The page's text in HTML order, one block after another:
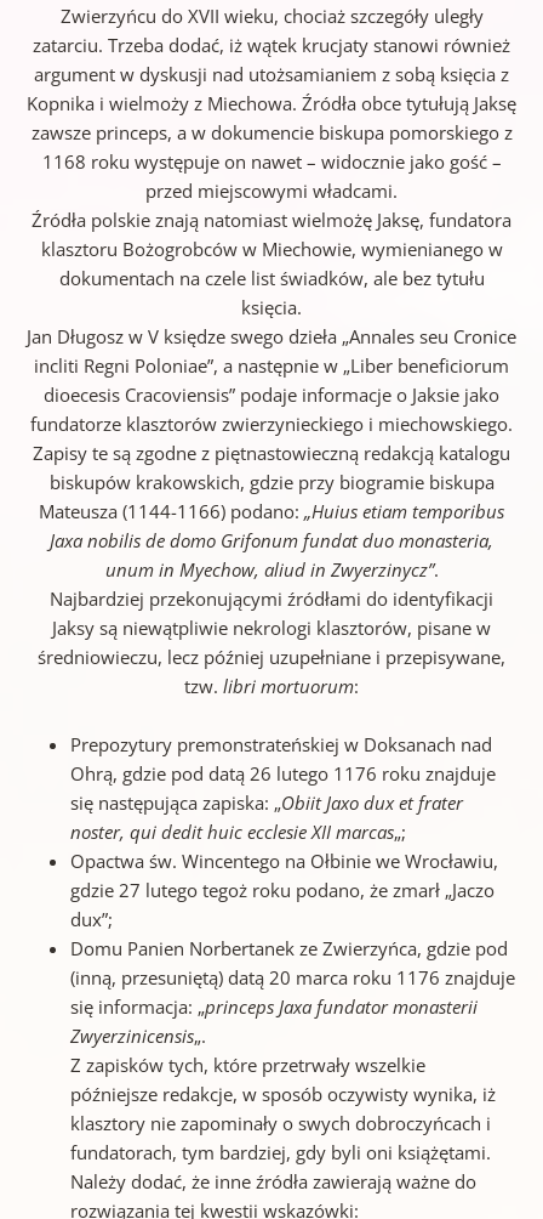
Zwierzyńcu do XVII wieku, chociaż szczegóły uległy
zatarciu. Trzeba dodać, iż wątek krucjaty stanowi również
argument w dyskusji nad utożsamianiem z sobą księcia z
Kopnika i wielmoży z Miechowa. Źródła obce tytułują Jaksę
zawsze princeps, a w dokumencie biskupa pomorskiego z
1168 roku występuje on nawet – widocznie jako gość –
przed miejscowymi władcami.
Źródła polskie znają natomiast wielmożę Jaksę, fundatora
klasztoru Bożogrobców w Miechowie, wymienianego w
dokumentach na czele list świadków, ale bez tytułu
księcia.
Jan Długosz w V księdze swego dzieła „Annales seu Cronice
incliti Regni Poloniae”, a następnie w „Liber beneficiorum
dioecesis Cracoviensis” podaje informacje o Jaksie jako
fundatorze klasztorów zwierzynieckiego i miechowskiego.
Zapisy te są zgodne z piętnastowieczną redakcją katalogu
biskupów krakowskich, gdzie przy biogramie biskupa
Mateusza (1144-1166) podano: „Huius etiam temporibus
Jaxa nobilis de domo Grifonum fundat duo monasteria,
unum in Myechow, aliud in Zwyerzinycz”.
Najbardziej przekonującymi źródłami do identyfikacji
Jaksy są niewątpliwie nekrologi klasztorów, pisane w
średniowieczu, lecz później uzupełniane i przepisywane,
tzw. libri mortuorum:
Prepozytury premonstrateńskiej w Doksanach nad
Ohrą, gdzie pod datą 26 lutego 1176 roku znajduje
się następująca zapiska: „Obiit Jaxo dux et frater
noster, qui dedit huic ecclesie XII marcas„;
Opactwa św. Wincentego na Ołbinie we Wrocławiu,
gdzie 27 lutego tegoż roku podano, że zmarł „Jaczo
dux”;
Domu Panien Norbertanek ze Zwierzyńca, gdzie pod
(inną, przesuniętą) datą 20 marca roku 1176 znajduje
się informacja: „princeps Jaxa fundator monasterii
Zwyerzinicensis„.
Z zapisków tych, które przetrwały wszelkie
późniejsze redakcje, w sposób oczywisty wynika, iż
klasztory nie zapominały o swych dobroczyńcach i
fundatorach, tym bardziej, gdy byli oni książętami.
Należy dodać, że inne źródła zawierają ważne do
rozwiązania tej kwestii wskazówki: